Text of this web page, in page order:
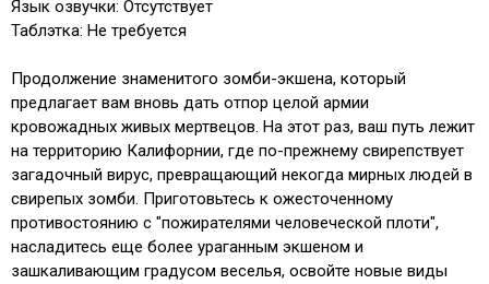
Язык озвучки: Отсутствует
Таблэтка: Не требуется
Продолжение знаменитого зомби-экшена, который
предлагает вам вновь дать отпор целой армии
кровожадных живых мертвецов. На этот раз, ваш путь лежит
на территорию Калифорнии, где по-прежнему свирепствует
загадочный вирус, превращающий некогда мирных людей в
свирепых зомби. Приготовьтесь к ожесточенному
противостоянию с "пожирателями человеческой плоти",
насладитесь еще более ураганным экшеном и
зашкаливающим градусом веселья, освойте новые виды